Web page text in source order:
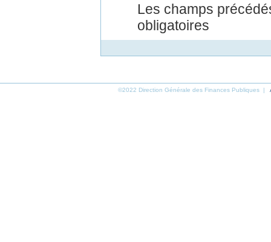
Les champs
obligatoires
©2022 Direction Générale des Finances Publiques |